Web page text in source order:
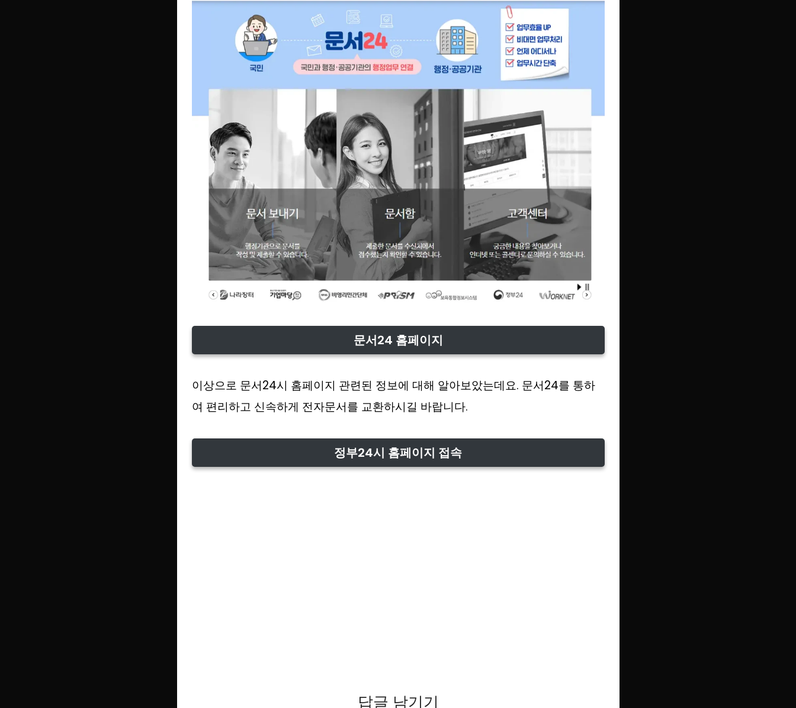
문서24 홈페이지
이상으로 문서24시 홈페이지 관련된 정보에 대해 알아보았는데요. 문서24를 통하
여 편리하고 신속하게 전자문서를 교환하시길 바랍니다.
정부24시 홈페이지 접속
답글 남기기